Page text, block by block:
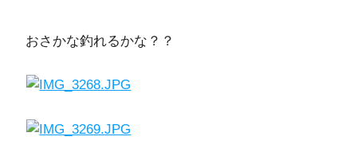
おさかな釣れるかな？？